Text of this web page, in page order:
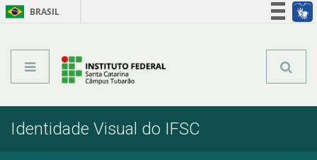
BRASIL
Identidade Visual do IFSC